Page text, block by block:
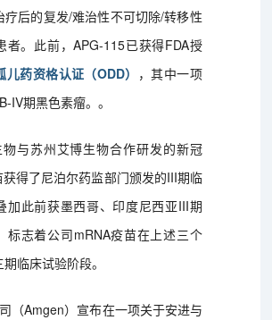
疗后的复发/难治性不可切除/转移性
者。此前，APG-115已获得FDA授
儿药资格认证（ODD） ，其中一项
IV期黑色素瘤。。
与苏州艾博生物合作研发的新冠
获得了尼泊尔药监部门颁发的III期临
加此前获墨西哥、印度尼西亚III期
标志着公司mRNA疫苗在上述三个
临床试验阶段。
（Amgen）宣布在一项关于安进与